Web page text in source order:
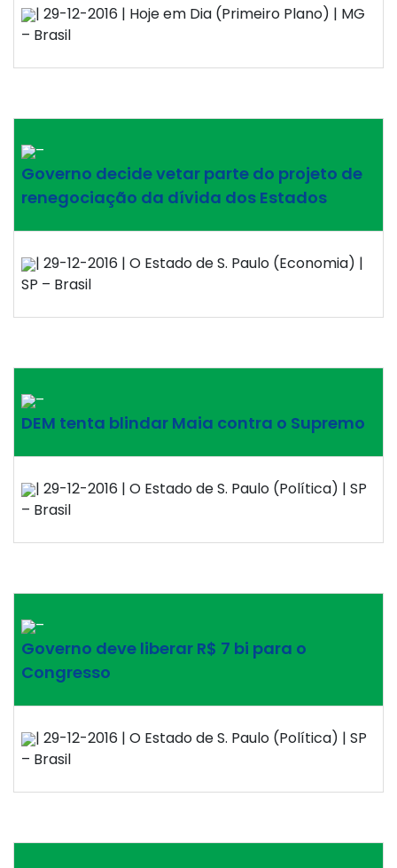
| 29-12-2016 | Hoje em Dia (Primeiro Plano) | MG
– Brasil
–
Governo decide vetar parte do projeto de
renegociação da dívida dos Estados
| 29-12-2016 | O Estado de S. Paulo (Economia) |
SP – Brasil
–
DEM tenta blindar Maia contra o Supremo
| 29-12-2016 | O Estado de S. Paulo (Política) | SP
– Brasil
–
Governo deve liberar R$ 7 bi para o
Congresso
| 29-12-2016 | O Estado de S. Paulo (Política) | SP
– Brasil